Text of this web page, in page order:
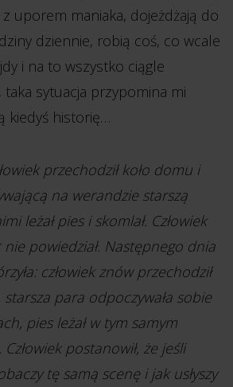
uporem maniaka, dojeżdżają do
dziennie, robią coś, co wcale
i na to wszystko ciągle
taka sytuacja przypomina mi
kiedyś historię…
przechodził koło domu i
na werandzie starszą
leżał pies i skomlał. Człowiek
nie powiedział. Następnego dnia
człowiek znów przechodził
para odpoczywała sobie
pies leżał w tym samym
postanowił, że jeśli
tę samą scenę i jak usłyszy